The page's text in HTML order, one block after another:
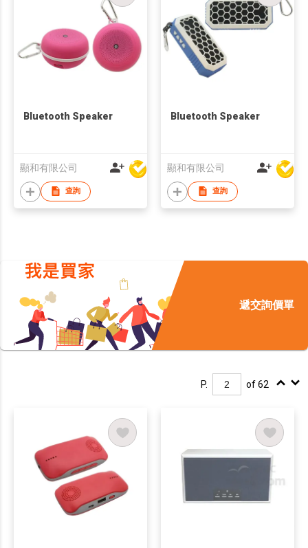
Bluetooth Speaker
顯和有限公司
查詢
Bluetooth Speaker
顯和有限公司
查詢
遞交詢價單
P. of 62